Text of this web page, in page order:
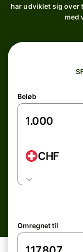
har udviklet sig
med
Beløb
CHF
Omregnet til